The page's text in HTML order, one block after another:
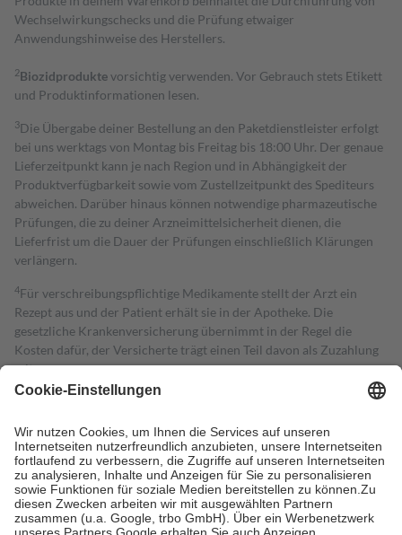
Wechselwirkungschecks und die Prüfung etwaiger
Anwendungshinweise des Herstellers.
2Biozidproduktevorsichtig verwenden. Vor Gebrauch stets Etikett
und Produktinformationen lesen.
3Die Übergabe deiner Bestellung an den Paketdienstleister erfolgt
bei uns werktags von Montag bis Freitag bis 18:00 Uhr. Der genaue
Lieferzeitpunkt kann je nach Region und in Abhängigkeit der
Produktverfügbarkeit sowie vom Zustellzeitpunkt des Spediteurs
abweichen. Darüber hinaus können notwendige pharmazeutische
Prüfungen, die zu deiner Arzneimittelsicherheit dienen, die
Lieferfrist um die Dauer der Prüfungen einschließlich Klärungen
verlängern.
4Für verschreibungspflichtige Medikamente stellt der Arzt ein
Rezept aus und der Patient erhält sie in der Apotheke. Die
gesetzliche Krankenversicherung übernimmt in der Regel die
Kosten dafür, der Versicherte trägt einen Teil davon als Zuzahlung
mit.
Grundsätzlich leisten Mitglieder Zuzahlungen in Höhe von zehn
höchstens zehn Euro.
Es sind jedoch nie mehr als die tatsächlichen
Kosten der Leistung zu entrichten.
Diese Regeln gelten grundsätzlich auch für Online-Apotheken.
Bei Heilmitteln und häuslicher Krankenpflege beträgt die
Zuzahlung zehn Prozent der Kosten sowie zehn Euro je
Verordnung.